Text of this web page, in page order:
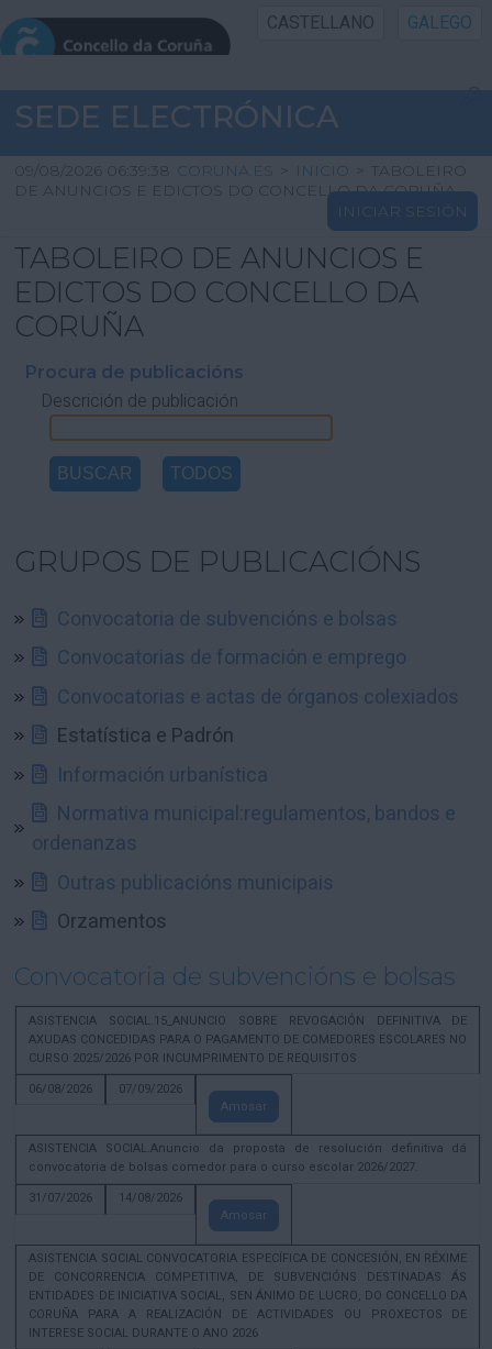
CASTELLANO GALEGO
INICIO SEDE
INICIO
INFORMACIÓN PÚBLICA
CARTAFOL CIDADÁN
AXUDA
SEDE ELECTRÓNICA
09/08/2026 06:39:38 CORUNA.ES > INICIO > TABOLEIRO
DE ANUNCIOS E EDICTOS DO CONCELLO DA CORUÑA
INICIAR SESIÓN
TABOLEIRO DE ANUNCIOS E
EDICTOS DO CONCELLO DA
CORUÑA
Procura de publicacións
Descrición de publicación
GRUPOS DE PUBLICACIÓNS
Convocatoria de subvencións e bolsas
Convocatorias de formación e emprego
Convocatorias e actas de órganos colexiados
Estatística e Padrón
Información urbanística
Normativa municipal:regulamentos, bandos e
ordenanzas
Outras publicacións municipais
Orzamentos
Convocatoria de subvencións e bolsas
ASISTENCIA SOCIAL.15_ANUNCIO SOBRE REVOGACIÓN DEFINITIVA DE
AXUDAS CONCEDIDAS PARA O PAGAMENTO DE COMEDORES ESCOLARES NO
CURSO 2025/2026 POR INCUMPRIMENTO DE REQUISITOS
06/08/2026
07/09/2026
Amosar
ASISTENCIA SOCIAL.Anuncio da proposta de resolución definitiva dá
convocatoria de bolsas comedor para o curso escolar 2026/2027.
31/07/2026
14/08/2026
Amosar
ASISTENCIA SOCIAL CONVOCATORIA ESPECÍFICA DE CONCESIÓN, EN RÉXIME
DE CONCORRENCIA COMPETITIVA, DE SUBVENCIÓNS DESTINADAS ÁS
ENTIDADES DE INICIATIVA SOCIAL, SEN ÁNIMO DE LUCRO, DO CONCELLO DA
CORUÑA PARA A REALIZACIÓN DE ACTIVIDADES OU PROXECTOS DE
INTERESE SOCIAL DURANTE O ANO 2026